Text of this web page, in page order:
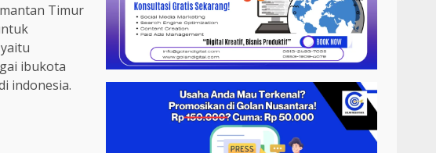
Timur
ibukota
indonesia.